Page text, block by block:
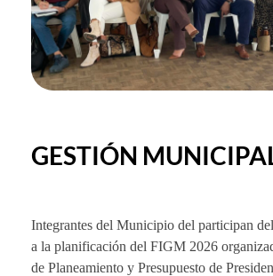
GESTIÓN
Integrantes del Municipio del participan
a la planificación del FIGM 2026
de Planeamiento y Presupuesto de